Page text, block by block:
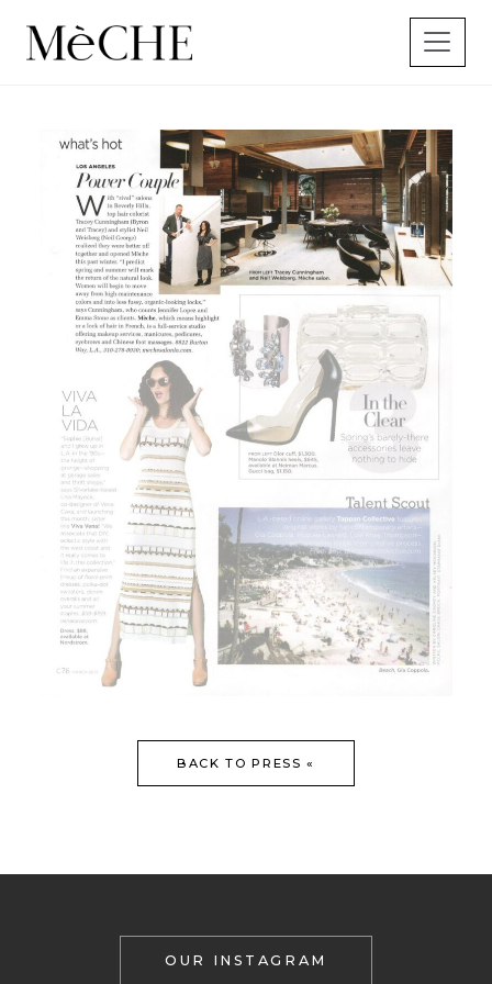
BACK TO PRESS «
OUR INSTAGRAM